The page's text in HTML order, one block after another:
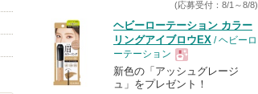
(応募受付：8/1～8/8)
ヘビーローテーション カラー
リングアイブロウEX / ヘビーロ
ーテーション
現
新色の「アッシュグレージ
ュ」をプレゼント！